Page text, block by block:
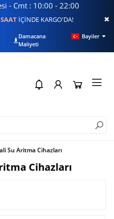
- Cmt : 10:00 - 22:00
İÇİNDE KARGO'DA!
Filtre Sorgulama
Damacana
Maliyeti
Bayiler
Su Aritma Cihazları
Cihazları